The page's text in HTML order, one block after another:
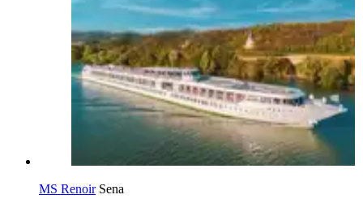
MS Renoir Sena